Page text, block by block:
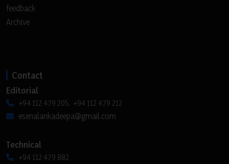
feedback
Archive
Contact
Editorial
+94 112 479 205, +94 112 479 212
esenalankadeepa@gmail.com
Technical
+94 112 479 882